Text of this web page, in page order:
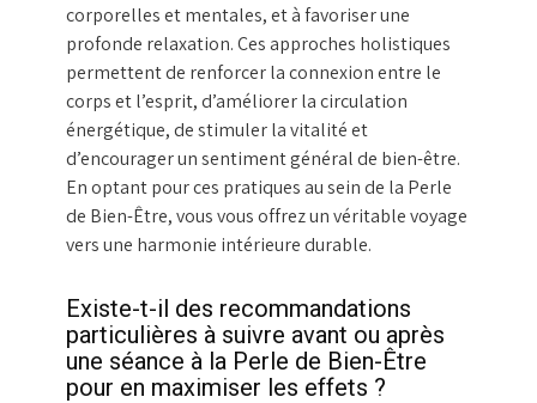
corporelles et mentales, et à favoriser une
profonde relaxation. Ces approches holistiques
permettent de renforcer la connexion entre le
corps et l’esprit, d’améliorer la circulation
énergétique, de stimuler la vitalité et
d’encourager un sentiment général de bien-être.
En optant pour ces pratiques au sein de la Perle
de Bien-Être, vous vous offrez un véritable voyage
vers une harmonie intérieure durable.
Existe-t-il des recommandations
particulières à suivre avant ou après
une séance à la Perle de Bien-Être
pour en maximiser les effets ?